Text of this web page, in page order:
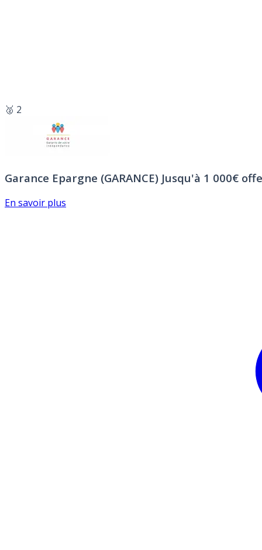
🥈 2
Garance Epargne (GARANCE) Jusqu'à 1 000€
En savoir plus